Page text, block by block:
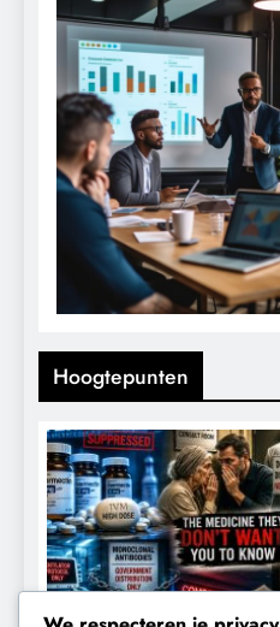
Hoogtepunten